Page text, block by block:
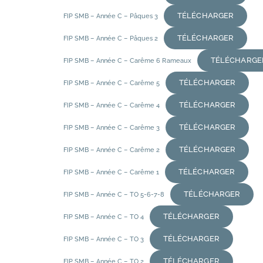
FIP SMB – Année C – Pâques 3 TÉLÉCHARGER
FIP SMB – Année C – Pâques 2 TÉLÉCHARGER
FIP SMB – Année C – Carême 6 Rameaux
FIP SMB – Année C – Carême 5 TÉLÉCHARGER
FIP SMB – Année C – Carême 4 TÉLÉCHARGER
FIP SMB – Année C – Carême 3 TÉLÉCHARGER
FIP SMB – Année C – Carême 2 TÉLÉCHARGER
FIP SMB – Année C – Carême 1 TÉLÉCHARGER
FIP SMB – Année C – TO 5-6-7-8 TÉLÉCHARGER
FIP SMB – Année C – TO 4 TÉLÉCHARGER
FIP SMB – Année C – TO 3 TÉLÉCHARGER
FIP SMB – Année C – TO 2 TÉLÉCHARGER